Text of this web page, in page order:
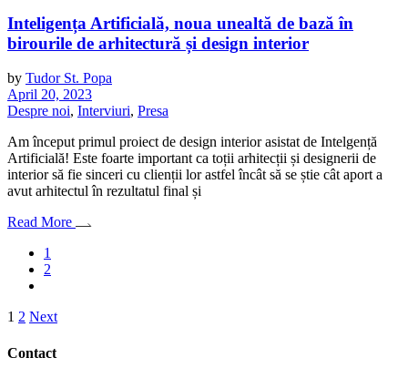
Inteligența Artificială, noua unealtă de bază în
birourile de arhitectură și design interior
by Tudor St. Popa
April 20, 2023
Despre noi, Interviuri, Presa
Am început primul proiect de design interior asistat de Intelgență
Artificială! Este foarte important ca toții arhitecții și designerii de
interior să fie sinceri cu clienții lor astfel încât să se știe cât aport a
avut arhitectul în rezultatul final și
Read More
1
2
Posts
pagination
1 2 Next
Contact